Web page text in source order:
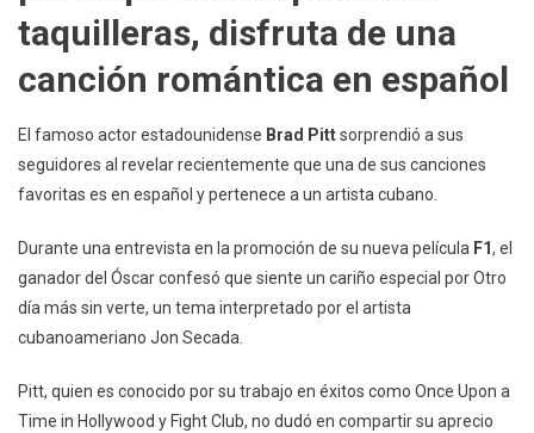
taquilleras, disfruta de una
canción romántica en español
El famoso actor estadounidense Brad Pittsorprendió a sus
seguidores al revelar recientemente que una de sus canciones
favoritas es en español y pertenece a un artista cubano.
Durante una entrevista en la promoción de su nueva película F1, el
ganador del Óscar confesó que siente un cariño especial por Otro
día más sin verte, un tema interpretado por el artista
cubanoameriano Jon Secada.
Pitt, quien es conocido por su trabajo en éxitos como Once Upon a
Time in Hollywood y Fight Club, no dudó en compartir su aprecio